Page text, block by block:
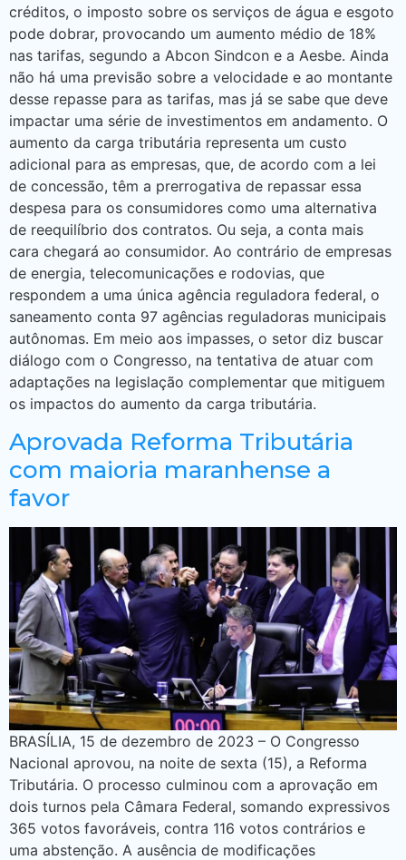
créditos, o imposto sobre os serviços de água e esgoto
pode dobrar, provocando um aumento médio de 18%
nas tarifas, segundo a Abcon Sindcon e a Aesbe. Ainda
não há uma previsão sobre a velocidade e ao montante
desse repasse para as tarifas, mas já se sabe que deve
impactar uma série de investimentos em andamento. O
aumento da carga tributária representa um custo
adicional para as empresas, que, de acordo com a lei
de concessão, têm a prerrogativa de repassar essa
despesa para os consumidores como uma alternativa
de reequilíbrio dos contratos. Ou seja, a conta mais
cara chegará ao consumidor. Ao contrário de empresas
de energia, telecomunicações e rodovias, que
respondem a uma única agência reguladora federal, o
saneamento conta 97 agências reguladoras municipais
autônomas. Em meio aos impasses, o setor diz buscar
diálogo com o Congresso, na tentativa de atuar com
adaptações na legislação complementar que mitiguem
os impactos do aumento da carga tributária.
Aprovada Reforma Tributária
com maioria maranhense a
favor
BRASÍLIA, 15 de dezembro de 2023 – O Congresso
Nacional aprovou, na noite de sexta (15), a Reforma
Tributária. O processo culminou com a aprovação em
dois turnos pela Câmara Federal, somando expressivos
365 votos favoráveis, contra 116 votos contrários e
uma abstenção. A ausência de modificações